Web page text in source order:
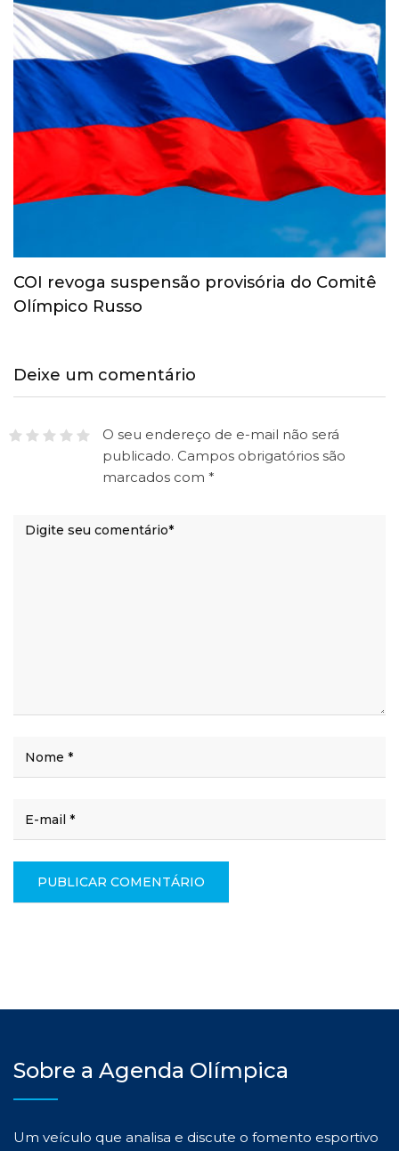
COI revoga suspensão provisória do Comitê
Olímpico Russo
Deixe um comentário
O seu endereço de e-mail não será
publicado. Campos obrigatórios são
marcados com *
Sobre a Agenda Olímpica
Um veículo que analisa e discute o fomento esportivo